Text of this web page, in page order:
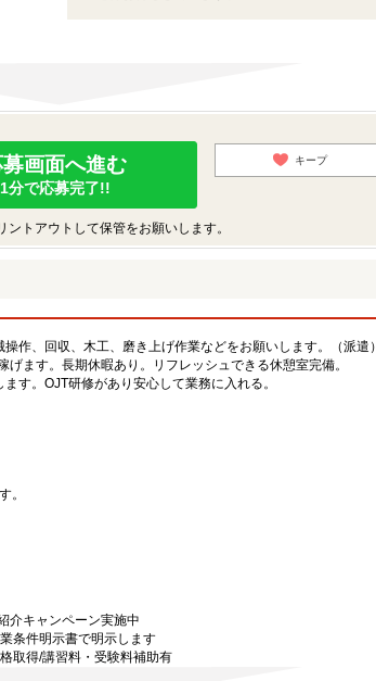
募画面へ進む
1分で応募完了!!
キープ
トアウトして保管をお願いします。
作、回収、木工、磨き上げ作業などをお願いします。（派遣）
ます。長期休暇あり。リフレッシュできる休憩室完備。
す。OJT研修があり安心して業務に入れる。
。
介キャンペーン実施中
条件明示書で明示します
取得/講習料・受験料補助有